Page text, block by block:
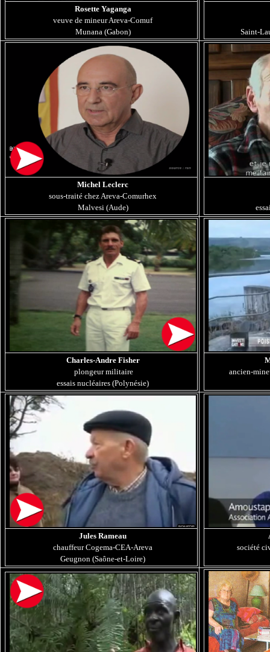
Rosette Yaganga
veuve de mineur Areva-Comuf
Munana (Gabon)
Saint-
Michel Leclerc
sous-traité chez Areva-Comurhex
Malvesi (Aude)
Charles-Andre Fisher
plongeur militaire
essais nucléaires (Polynésie)
ancien-
Jules Rameau
chauffeur Cogema-CEA-Areva
Geugnon (Saône-et-Loire)
société